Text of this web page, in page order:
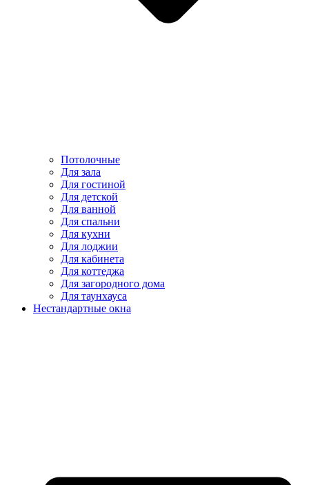
Потолочные
Для зала
Для гостиной
Для детской
Для ванной
Для спальни
Для кухни
Для лоджии
Для кабинета
Для коттеджа
Для загородного дома
Для таунхауса
Нестандартные окна